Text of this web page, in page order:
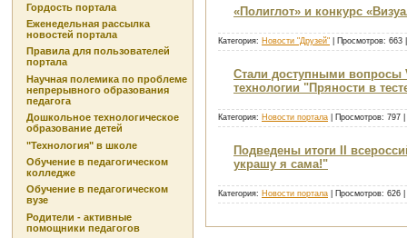
Гордость портала
Еженедельная рассылка
новостей портала
Правила для пользователей
портала
Научная полемика по проблеме
непрерывного образования
педагога
Дошкольное технологическое
образование детей
"Технология" в школе
Обучение в педагогическом
колледже
Обучение в педагогическом
вузе
Родители - активные
помощники педагогов
«Полиглот» и конкурс
Категория: Новости "Друзей" | Просмотров:
Стали доступными вопросы
технологии "Пряности в
Категория: Новости портала | Просмотров: 797
Подведены итоги II
украшу я сама!"
Категория: Новости портала | Просмотров: 626